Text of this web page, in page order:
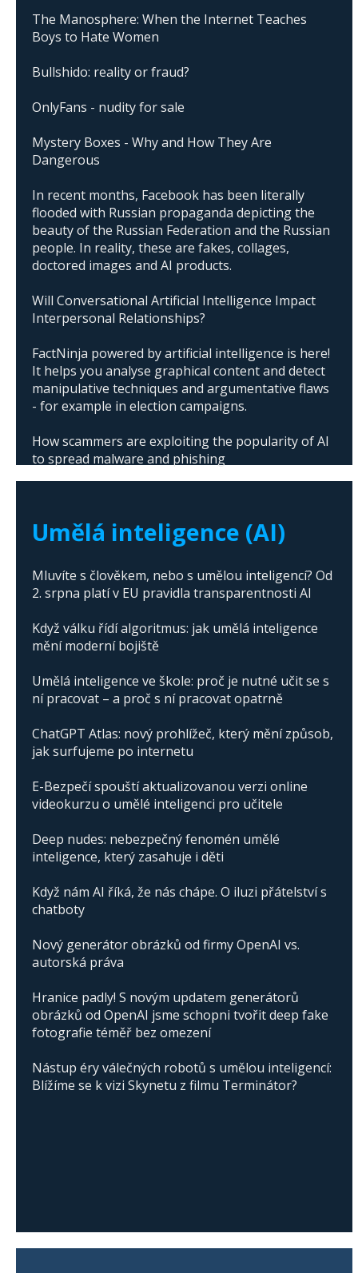
The Manosphere: When the Internet Teaches
Boys to Hate Women
Bullshido: reality or fraud?
OnlyFans - nudity for sale
Mystery Boxes - Why and How They Are
Dangerous
In recent months, Facebook has been literally
flooded with Russian propaganda depicting the
beauty of the Russian Federation and the Russian
people. In reality, these are fakes, collages,
doctored images and AI products.
Will Conversational Artificial Intelligence Impact
Interpersonal Relationships?
FactNinja powered by artificial intelligence is here!
It helps you analyse graphical content and detect
manipulative techniques and argumentative flaws
- for example in election campaigns.
How scammers are exploiting the popularity of AI
to spread malware and phishing
Umělá inteligence (AI)
Mluvíte s člověkem, nebo s umělou inteligencí? Od
2. srpna platí v EU pravidla transparentnosti AI
Když válku řídí algoritmus: jak umělá inteligence
mění moderní bojiště
Umělá inteligence ve škole: proč je nutné učit se s
ní pracovat – a proč s ní pracovat opatrně
ChatGPT Atlas: nový prohlížeč, který mění způsob,
jak surfujeme po internetu
E-Bezpečí spouští aktualizovanou verzi online
videokurzu o umělé inteligenci pro učitele
Deep nudes: nebezpečný fenomén umělé
inteligence, který zasahuje i děti
Když nám AI říká, že nás chápe. O iluzi přátelství s
chatboty
Nový generátor obrázků od firmy OpenAI vs.
autorská práva
Hranice padly! S novým updatem generátorů
obrázků od OpenAI jsme schopni tvořit deep fake
fotografie téměř bez omezení
Nástup éry válečných robotů s umělou inteligencí:
Blížíme se k vizi Skynetu z filmu Terminátor?